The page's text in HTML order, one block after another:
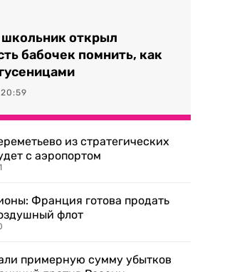
открыл
бабочек помнить, как
из стратегических
с аэропортом
Франция готова продать
флот
примерную сумму убытков